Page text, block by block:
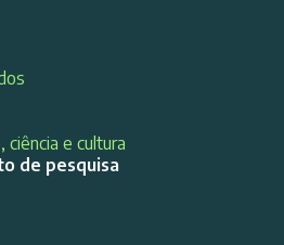
ciência e cultura
de pesquisa